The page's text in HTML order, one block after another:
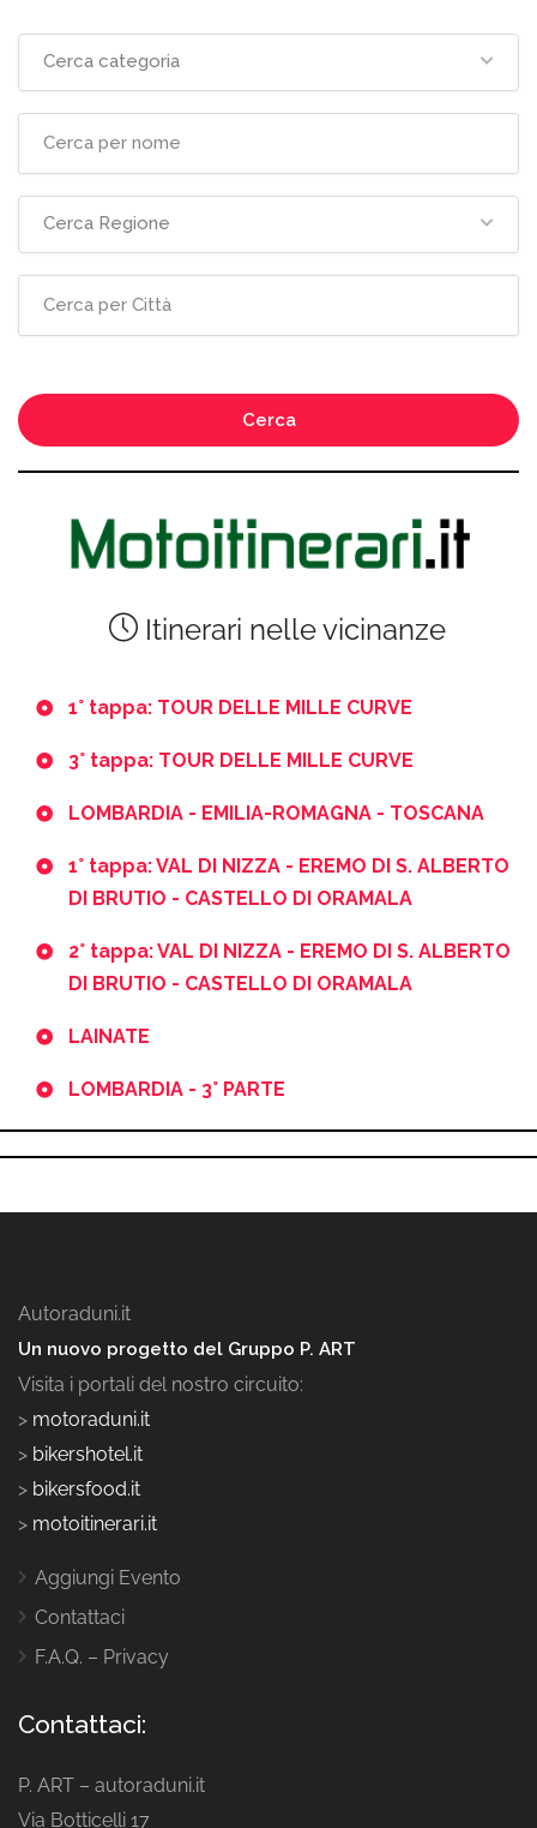
Cerca categoria
Cerca Regione
Cerca
Itinerari nelle vicinanze
1° tappa: TOUR DELLE MILLE CURVE
3° tappa: TOUR DELLE MILLE CURVE
LOMBARDIA - EMILIA-ROMAGNA - TOSCANA
1° tappa: VAL DI NIZZA - EREMO DI S. ALBERTO
DI BRUTIO - CASTELLO DI ORAMALA
2° tappa: VAL DI NIZZA - EREMO DI S. ALBERTO
DI BRUTIO - CASTELLO DI ORAMALA
LAINATE
LOMBARDIA - 3° PARTE
Autoraduni.it
Un nuovo progetto del Gruppo P. ART
Visita i portali del nostro circuito:
> motoraduni.it
> bikershotel.it
> bikersfood.it
> motoitinerari.it
Aggiungi Evento
Contattaci
F.A.Q. – Privacy
Contattaci:
P. ART – autoraduni.it
Via Botticelli 17